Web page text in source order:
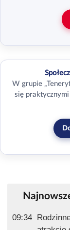
W grupie
się
09:34